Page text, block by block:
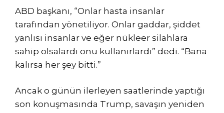
ABD başkanı, “Onlar hasta insanlar
tarafından yönetiliyor. Onlar gaddar, şiddet
yanlısı insanlar ve eğer nükleer silahlara
sahip olsalardı onu kullanırlardı” dedi. “Bana
kalırsa her şey bitti.”
Ancak o günün ilerleyen saatlerinde yaptığı
son konuşmasında Trump, savaşın yeniden